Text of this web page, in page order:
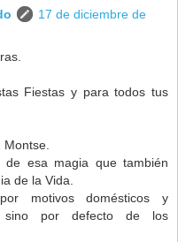
17 de diciembre de
Fiestas y para todos tus
esa magia que también
de la Vida.
motivos domésticos y
sino por defecto de los